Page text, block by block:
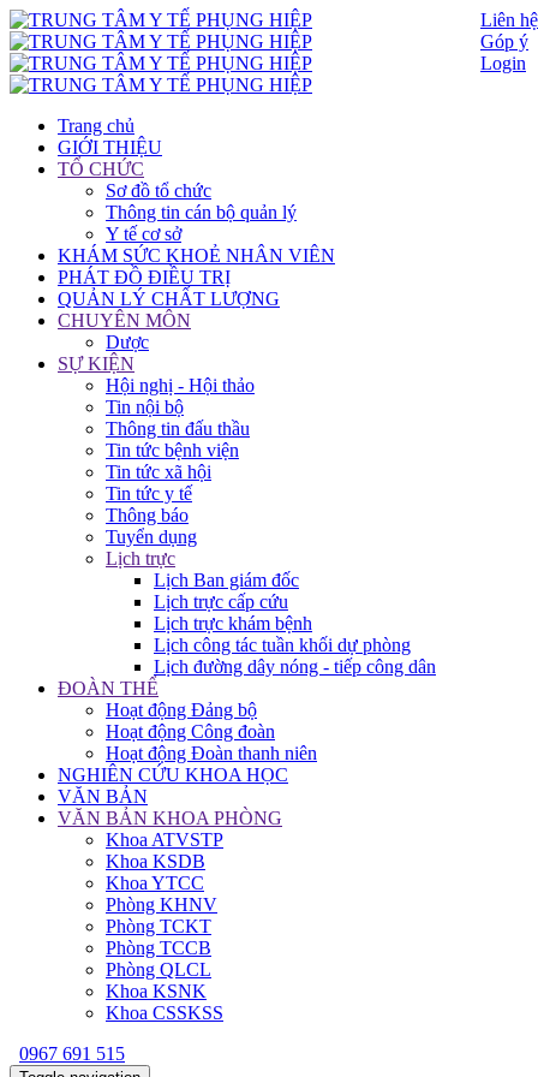
Liên hệ
Góp ý
Login
Trang chủ
GIỚI THIỆU
TỔ CHỨC
Sơ đồ tổ chức
Thông tin cán bộ quản lý
Y tế cơ sở
KHÁM SỨC KHOẺ NHÂN VIÊN
PHÁT ĐỒ ĐIỀU TRỊ
QUẢN LÝ CHẤT LƯỢNG
CHUYÊN MÔN
Dược
SỰ KIỆN
Hội nghị - Hội thảo
Tin nội bộ
Thông tin đấu thầu
Tin tức bệnh viện
Tin tức xã hội
Tin tức y tế
Thông báo
Tuyển dụng
Lịch trực
Lịch Ban giám đốc
Lịch trực cấp cứu
Lịch trực khám bệnh
Lịch công tác tuần khối dự phòng
Lịch đường dây nóng - tiếp công dân
ĐOÀN THỂ
Hoạt động Đảng bộ
Hoạt động Công đoàn
Hoạt động Đoàn thanh niên
NGHIÊN CỨU KHOA HỌC
VĂN BẢN
VĂN BẢN KHOA PHÒNG
Khoa ATVSTP
Khoa KSDB
Khoa YTCC
Phòng KHNV
Phòng TCKT
Phòng TCCB
Phòng QLCL
Khoa KSNK
Khoa CSSKSS
0967 691 515